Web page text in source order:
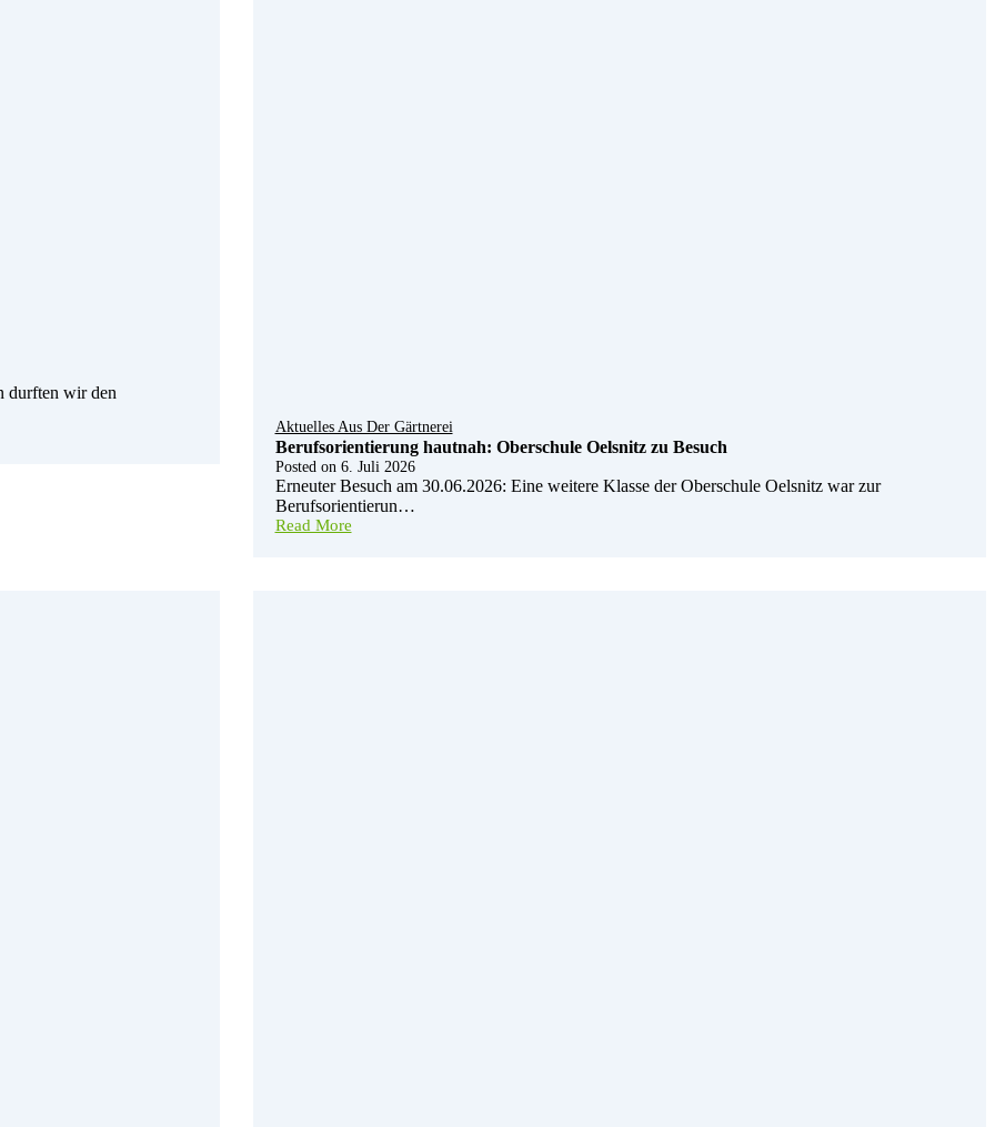
durften wir den
Aktuelles Aus Der Gärtnerei
Berufsorientierung hautnah: Oberschule Oelsnitz zu Besuch
Posted on 6. Juli 2026
Erneuter Besuch am 30.06.2026: Eine weitere Klasse der Oberschule Oelsnitz war zur
Berufsorientierun…
Read More